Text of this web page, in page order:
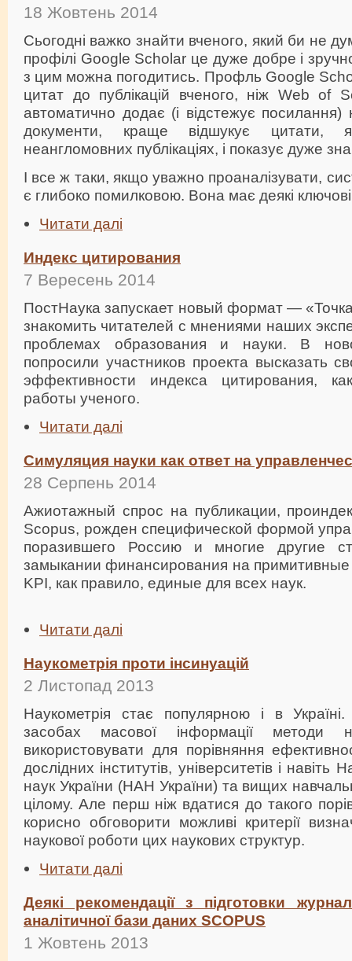
18 Жовтень 2014
Сьогодні важко знайти вченого, який би не
профілі Google Scholar це дуже добре і
з цим можна погодитись. Профль Google
цитат до публікацій вченого, ніж Web of
автоматично додає (і відстежує посилання)
документи, краще відшукує цитати,
неангломовних публікаціях, і показує дуже
І все ж таки, якщо уважно проаналізувати,
є глибоко помилковою. Вона має деякі
Читати далі
Индекс цитирования
7 Вересень 2014
ПостНаука запускает новый формат —
знакомить читателей с мнениями наших
проблемах образования и науки. В
попросили участников проекта высказать
эффективности индекса цитирования,
работы ученого.
Читати далі
Симуляция науки как ответ на
28 Серпень 2014
Ажиотажный спрос на публикации,
Scopus, рожден специфической формой
поразившего Россию и многие другие
замыкании финансирования на примитивные
KPI, как правило, единые для всех наук.
Читати далі
Наукометрія проти інсинуацій
2 Листопад 2013
Наукометрія стає популярною і в
засобах масової інформації методи
використовувати для порівняння
дослідних інститутів, університетів і навіть
наук України (НАН України) та вищих
цілому. Але перш ніж вдатися до такого
корисно обговорити можливі критерії
наукової роботи цих наукових структур.
Читати далі
Деякі рекомендації з підготовки
аналітичної бази даних SCOPUS
1 Жовтень 2013